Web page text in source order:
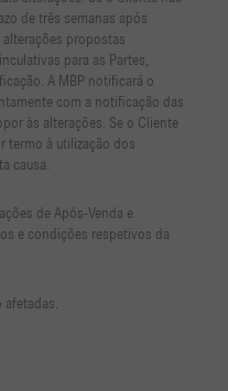
de três semanas após
propostas
para as Partes,
A MBP notificará o
com a notificação das
às alterações. Se o Cliente
termo à utilização dos
causa.
de Após-Venda e
e condições respetivos da
afetadas.